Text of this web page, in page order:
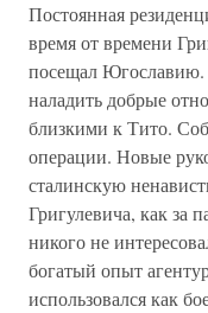
Постоянная
время от времени
посещал
наладить добрые
близкими к Тито.
операции. Новые
сталинскую
Григулевича, как за
никого не
богатый опыт
использовался как